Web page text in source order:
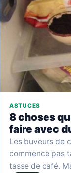
ASTUCES
8 choses
faire avec
Les buveurs de
commence pas
tasse de café.